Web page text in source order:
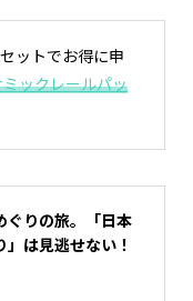
ットでお得に申
ックレールパッ
ぐりの旅。「日本
」は見逃せない！